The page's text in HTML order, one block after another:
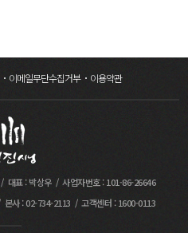
이메일무단수집거부 이용약관
대표 : 박상우
사업자번호 : 101-86-26646
본사 : 02-734-2113 고객센터 : 1600-0113